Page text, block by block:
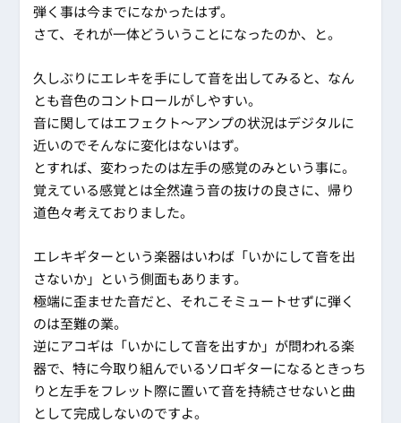
弾く事は今までになかったはず。
さて、それが一体どういうことになったのか、と。
久しぶりにエレキを手にして音を出してみると、なん
とも音色のコントロールがしやすい。
音に関してはエフェクト～アンプの状況はデジタルに
近いのでそんなに変化はないはず。
とすれば、変わったのは左手の感覚のみという事に。
覚えている感覚とは全然違う音の抜けの良さに、帰り
道色々考えておりました。
エレキギターという楽器はいわば「いかにして音を出
さないか」という側面もあります。
極端に歪ませた音だと、それこそミュートせずに弾く
のは至難の業。
逆にアコギは「いかにして音を出すか」が問われる楽
器で、特に今取り組んでいるソロギターになるときっち
りと左手をフレット際に置いて音を持続させないと曲
として完成しないのですよ。